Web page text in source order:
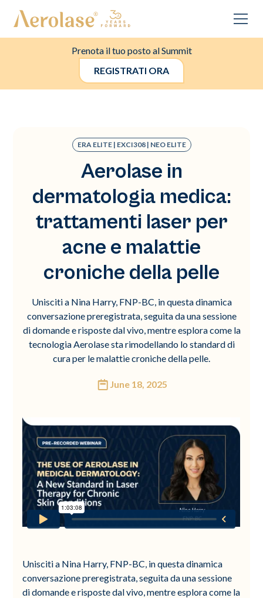
Prenota il tuo posto al Summit
REGISTRATI ORA
ERA ELITE | EXCI308 | NEO ELITE
Aerolase in
dermatologia medica:
trattamenti laser per
acne e malattie
croniche della pelle
Unisciti a Nina Harry, FNP-BC, in questa dinamica
conversazione preregistrata, seguita da una sessione
di domande e risposte dal vivo, mentre esplora come la
tecnologia Aerolase sta rimodellando lo standard di
cura per le malattie croniche della pelle.
June 18, 2025
Unisciti a Nina Harry, FNP-BC, in questa dinamica
conversazione preregistrata, seguita da una sessione
di domande e risposte dal vivo, mentre esplora come la